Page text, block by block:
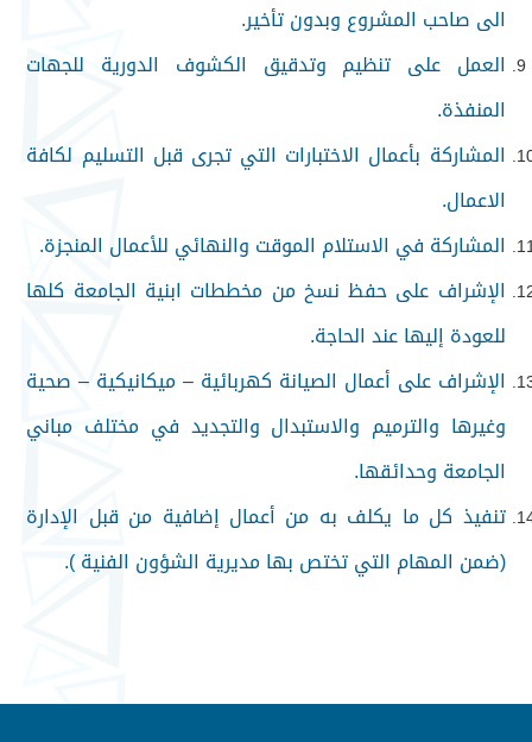
الى صاحب المشروع وبدون تأخير.
العمل على تنظيم وتدقيق الكشوف الدورية للجهات
المنفذة.
المشاركة بأعمال الاختبارات التي تجرى قبل التسليم لكافة
الاعمال.
المشاركة في الاستلام الموقت والنهائي للأعمال المنجزة.
الإشراف على حفظ نسخ من مخططات ابنية الجامعة كلها
للعودة إليها عند الحاجة.
الإشراف على أعمال الصيانة كهربائية – ميكانيكية – صحية
وغيرها والترميم والاستبدال والتجديد في مختلف مباني
الجامعة وحدائقها.
تنفيذ كل ما يكلف به من أعمال إضافية من قبل الإدارة
(ضمن المهام التي تختص بها مديرية الشؤون الفنية ).